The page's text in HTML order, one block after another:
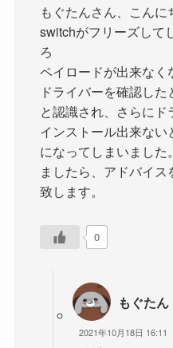
もぐたんさん、こんに
switchがフリーズして
ろ
ペイロードが出来なく
ドライバーを確認し
と認識され、さらにド
インストール出来な
になってしまいまし
ましたら、アドバイ
致します。
0
もぐたん
2021年10月18日 16:11